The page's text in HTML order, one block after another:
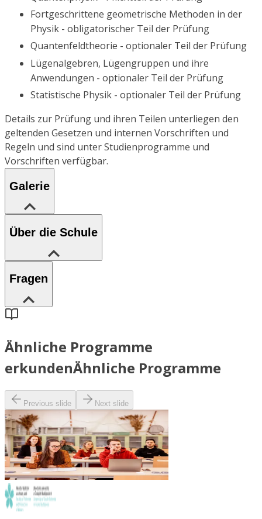
Fortgeschrittene geometrische Methoden in der
Physik - obligatorischer Teil der Prüfung
Quantenfeldtheorie - optionaler Teil der Prüfung
Lügenalgebren, Lügengruppen und ihre
Anwendungen - optionaler Teil der Prüfung
Statistische Physik - optionaler Teil der Prüfung
Details zur Prüfung und ihren Teilen unterliegen den
geltenden Gesetzen und internen Vorschriften und
Regeln und sind unter Studienprogramme und
Vorschriften verfügbar.
Galerie
Über die Schule
Fragen
Ähnliche Programme
erkundenÄhnliche Programme
Previous slide Next slide